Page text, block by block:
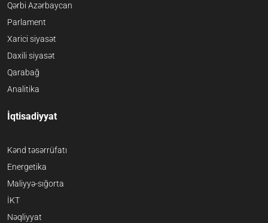
Qərbi Azərbaycan
Parlament
Xarici siyasət
Daxili siyasət
Qarabağ
Analitika
İqtisadiyyat
Kənd təsərrüfatı
Energetika
Maliyyə-sığorta
İKT
Nəqliyyat